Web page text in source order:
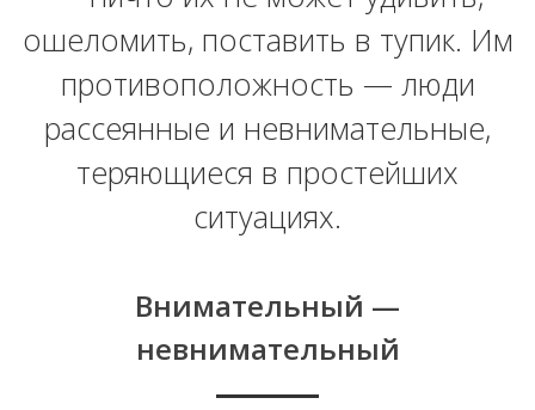
ошеломить, поставить в тупик. Им
противоположность — люди
рассеянные и невнимательные,
теряющиеся в простейших
ситуациях.
Внимательный —
невнимательный